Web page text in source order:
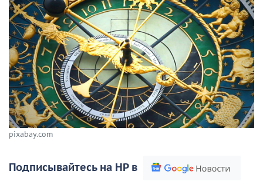
pixabay.com
Подписывайтесь на НР в